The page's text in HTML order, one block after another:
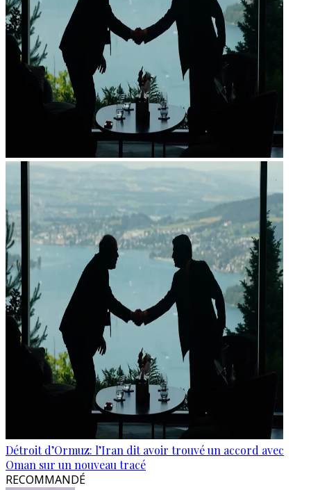
Détroit d’Ormuz: l’Iran dit avoir trouvé un accord avec
Oman sur un nouveau tracé
RECOMMANDÉ